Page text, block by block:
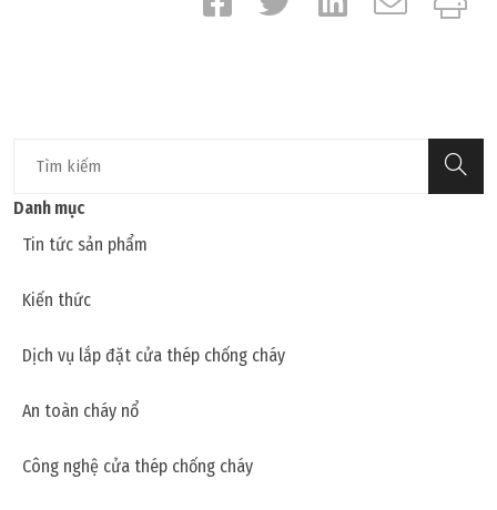
Danh mục
Tin tức sản phẩm
Kiến thức
Dịch vụ lắp đặt cửa thép chống cháy
An toàn cháy nổ
Công nghệ cửa thép chống cháy